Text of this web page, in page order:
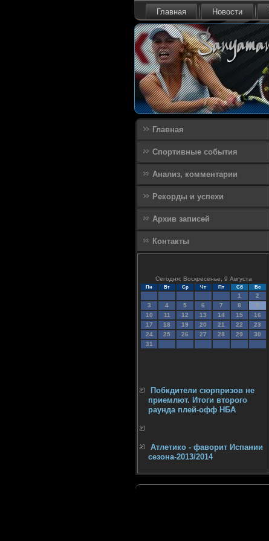
Главная Новости
Главная
Спортивные события
Анализ, комментарии
Рекорды и успехи
Архив записей
Контакты
Сегодня: Воскресенье, 9 Августа
Пн Вт Ср Чт Пт Сб Вс
1
2
3
4 5 6 7 8
9
10
11 12 13 14 15
16
17
18 19 20 21 22
23
24
25 26 27 28 29
30
31
Побкдители сюрпризов не
приемлют. Итоги второго
раунда плей-офф НБА
Атлетико - фаворит Испании
сезона-2013/2014